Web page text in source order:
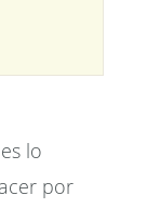
lo
por